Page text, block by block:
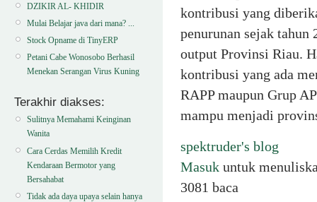
DZIKIR AL- KHIDIR
Mulai Belajar java dari mana? ...
Stock Opname di TinyERP
Petani Cabe Wonosobo Berhasil
Menekan Serangan Virus Kuning
Terakhir diakses:
Sulitnya Memahami Keinginan
Wanita
Cara Cerdas Memilih Kredit
Kendaraan Bermotor yang
Bersahabat
Tidak ada daya upaya selain hanya
kontribusi yang
penurunan sejak
output Provinsi Riau.
kontribusi yang ada
RAPP maupun Grup
mampu menjadi
spektruder's blog
Masuk untuk
3081 baca